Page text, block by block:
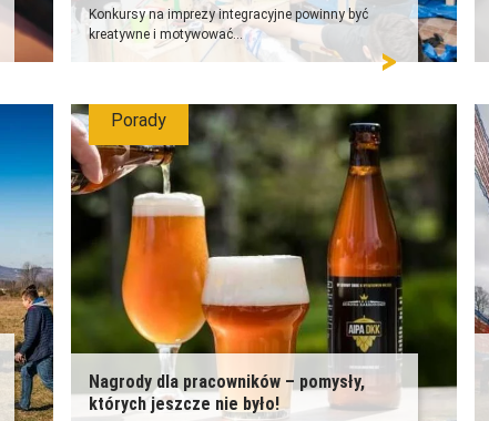
Konkursy na imprezy integracyjne powinny być
kreatywne i motywować...
Nagrody dla pracowników – pomysły,
których jeszcze nie było!
Porady